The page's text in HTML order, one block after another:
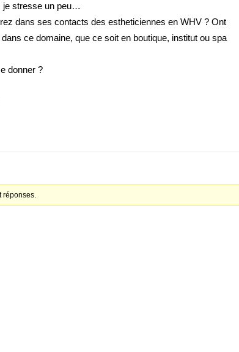
je stresse un peu…
dans ses contacts des estheticiennes en WHV ? Ont
ce domaine, que ce soit en boutique, institut ou spa
donner ?
réponses.